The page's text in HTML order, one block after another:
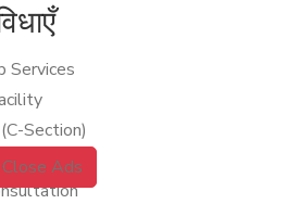
Services
Section)
Close Ads